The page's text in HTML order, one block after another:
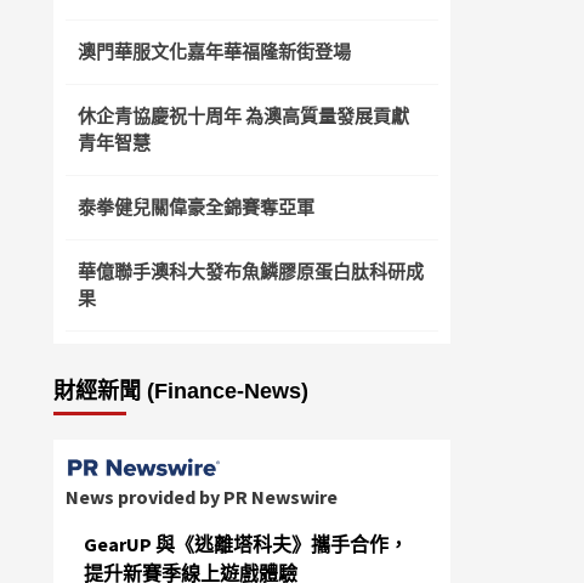
澳門華服文化嘉年華福隆新街登場
休企青協慶祝十周年 為澳高質量發展貢獻
青年智慧
泰拳健兒關偉豪全錦賽奪亞軍
華億聯手澳科大發布魚鱗膠原蛋白肽科研成
果
財經新聞 (Finance-News)
News provided by PR Newswire
GearUP 與《逃離塔科夫》攜手合作，
提升新賽季線上遊戲體驗